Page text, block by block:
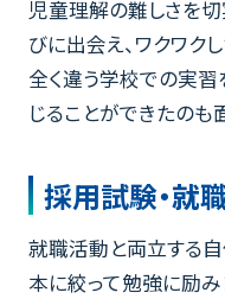
児童理解の難しさを
びに出会え、ワクワク
全く違う学校での実
じることができたのも
採用試験・就
就職活動と両立する
本に絞って勉強に励